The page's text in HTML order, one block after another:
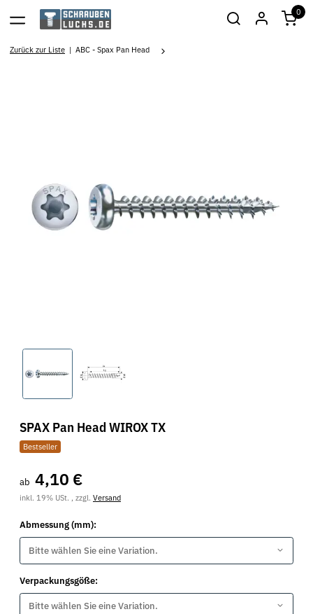
0
Zurück zur Liste ABC - Spax Pan Head
SPAX Pan Head WIROX TX
Bestseller
ab 4,10 €
inkl. 19% USt. , zzgl. Versand
Abmessung (mm):
Bitte wählen Sie eine Variation.
Verpackungsgöße:
Bitte wählen Sie eine Variation.